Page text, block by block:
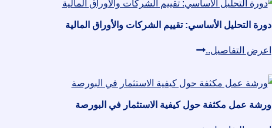
المخاطر
في
كيفية
دورة التحليل الأساسي: تقييم الشركات والأوراق المالية
اعرض التفاصيل..دورة
الأساسي:
تقييم
ورشة عمل مكثفة حول كيفية الاستثمار في البورصة